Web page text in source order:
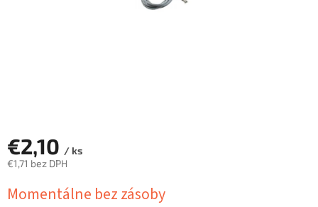
€2,10 / ks
€1,71 bez DPH
cena:
Momentálne bez zásoby